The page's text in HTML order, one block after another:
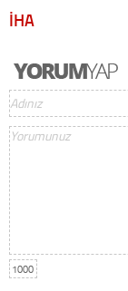
İHA
1000